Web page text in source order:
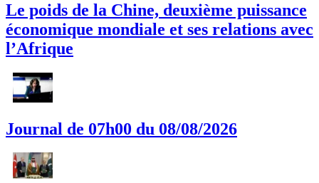
Le poids de la Chine, deuxième puissance
économique mondiale et ses relations avec
l’Afrique
Journal de 07h00 du 08/08/2026